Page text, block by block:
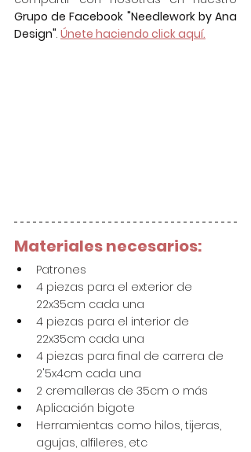
Grupo de Facebook "Needlework by Ana
Design". Únete haciendo click aquí.
Materiales necesarios:
Patrones
4 piezas para el exterior de
22x35cm cada una
4 piezas para el interior de
22x35cm cada una
4 piezas para final de carrera de
2'5x4cm cada una
2 cremalleras de 35cm o más
Aplicación bigote
Herramientas como hilos, tijeras,
agujas, alfileres, etc